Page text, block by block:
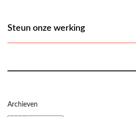
Steun onze werking
Archieven